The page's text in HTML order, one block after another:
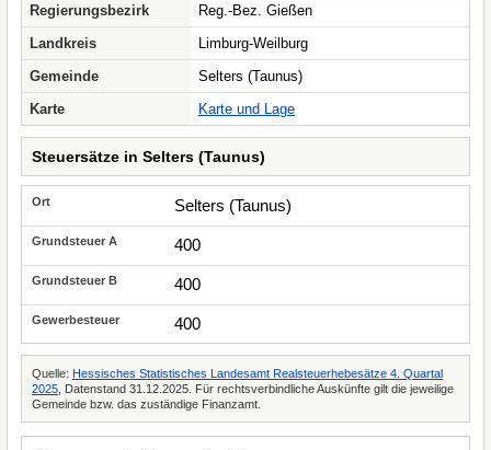
Regierungsbezirk
Reg.-Bez. Gießen
Landkreis
Limburg-Weilburg
Gemeinde
Selters (Taunus)
Karte
Karte und Lage
Steuersätze in Selters (Taunus)
Selters (Taunus)
400
400
400
Quelle: Hessisches Statistisches Landesamt Realsteuerhebesätze 4. Quartal
2025 , Datenstand 31.12.2025. Für rechtsverbindliche Auskünfte gilt die jeweilige
Gemeinde bzw. das zuständige Finanzamt.